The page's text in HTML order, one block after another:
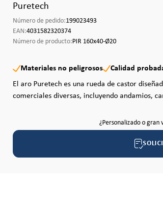
Puretech
Número de pedido:199023493
EAN:4031582320374
Número de producto:PIR 160x40-Ø20
Materiales no peligrosos
Calidad
El aro Puretech es una rueda de castor
comerciales diversas, incluyendo andamios,
¿Personalizado o gran